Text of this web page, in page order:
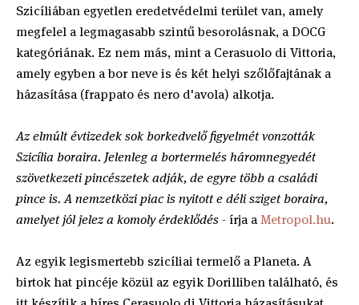
Szicíliában egyetlen eredetvédelmi terület van, amely
megfelel a legmagasabb szintű besorolásnak, a DOCG
kategóriának. Ez nem más, mint a Cerasuolo di Vittoria,
amely egyben a bor neve is és két helyi szőlőfajtának a
házasítása (frappato és nero d'avola) alkotja.
Az elmúlt évtizedek sok borkedvelő figyelmét vonzották
Szicília boraira. Jelenleg a bortermelés háromnegyedét
szövetkezeti pincészetek adják, de egyre több a családi
pince is. A nemzetközi piac is nyitott e déli sziget boraira,
amelyet jól jelez a komoly érdeklődés - írja aMetropol.hu.
Az egyik legismertebb szicíliai termelő a Planeta. A
birtok hat pincéje közül az egyik Dorilliben található, és